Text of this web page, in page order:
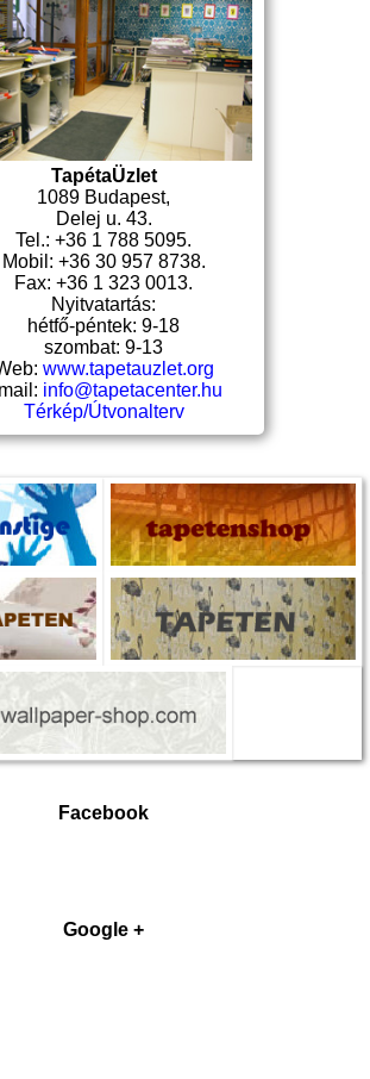
TapétaÜzlet
1089 Budapest,
Delej u. 43.
Tel.: +36 1 788 5095.
Mobil: +36 30 957 8738.
Fax: +36 1 323 0013.
Nyitvatartás:
hétfő-péntek: 9-18
szombat: 9-13
www.tapetauzlet.org
info@tapetacenter.hu
Térkép/Útvonalterv
Facebook
Google +